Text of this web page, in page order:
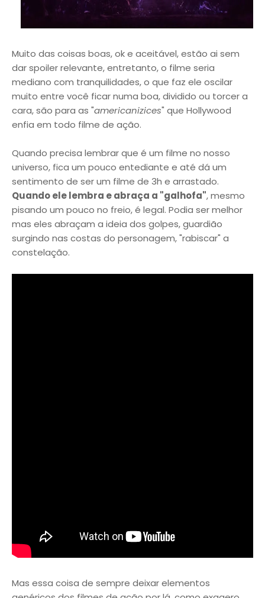
Muito das coisas boas, ok e aceitável, estão ai sem
dar spoiler relevante, entretanto, o filme seria
mediano com tranquilidades, o que faz ele oscilar
muito entre você ficar numa boa, dividido ou torcer a
cara, são para as "americanizices" que Hollywood
enfia em todo filme de ação.
Quando precisa lembrar que é um filme no nosso
universo, fica um pouco entediante e até dá um
sentimento de ser um filme de 3h e arrastado.
Quando ele lembra e abraça a "galhofa", mesmo
pisando um pouco no freio, é legal. Podia ser melhor
mas eles abraçam a ideia dos golpes, guardião
surgindo nas costas do personagem, "rabiscar" a
constelação.
Mas essa coisa de sempre deixar elementos